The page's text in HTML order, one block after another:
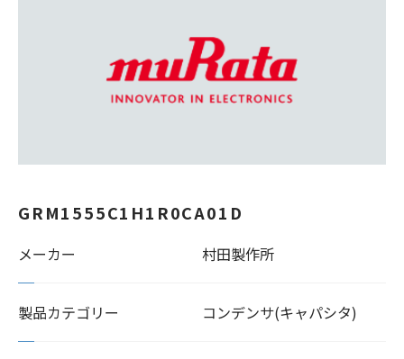
GRM1555C1H1R0CA01D
メーカー 村田製作所
製品カテゴリー コンデンサ(キャパシタ)